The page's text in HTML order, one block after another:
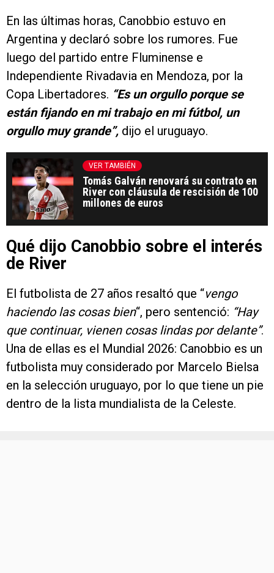
En las últimas horas, Canobbio estuvo en
Argentina y declaró sobre los rumores. Fue
luego del partido entre Fluminense e
Independiente Rivadavia en Mendoza, por la
Copa Libertadores. “Es un orgullo porque se
están fijando en mi trabajo en mi fútbol, un
orgullo muy grande”, dijo el uruguayo.
VER TAMBIÉN
Tomás Galván renovará su contrato en
River con cláusula de rescisión de 100
millones de euros
Qué dijo Canobbio sobre el interés
de River
El futbolista de 27 años resaltó que “vengo
haciendo las cosas bien“, pero sentenció: “Hay
que continuar, vienen cosas lindas por delante”.
Una de ellas es el Mundial 2026: Canobbio es un
futbolista muy considerado por Marcelo Bielsa
en la selección uruguayo, por lo que tiene un pie
dentro de la lista mundialista de la Celeste.